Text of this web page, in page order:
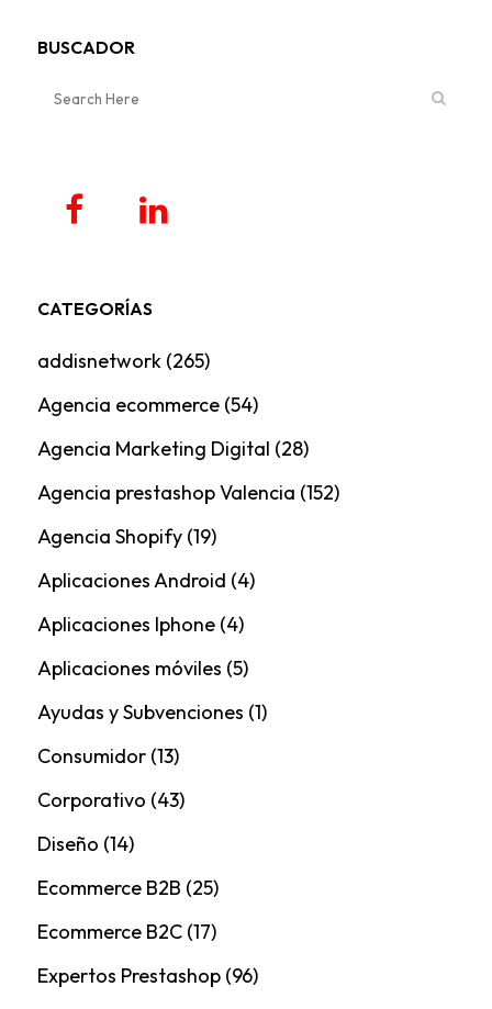
BUSCADOR
CATEGORÍAS
addisnetwork(265)
Agencia ecommerce(54)
Agencia Marketing Digital (28)
Agencia prestashop Valencia (152)
Agencia Shopify(19)
Aplicaciones Android (4)
Aplicaciones Iphone(4)
Aplicaciones móviles (5)
Ayudas y Subvenciones (1)
Consumidor(13)
Corporativo (43)
Diseño (14)
Ecommerce B2B (25)
Ecommerce B2C(17)
Expertos Prestashop(96)